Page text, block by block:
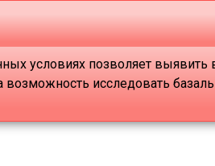
условиях позволяет
исследовать